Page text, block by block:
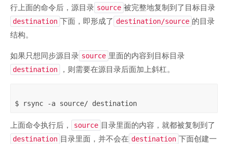
行上面的命令后，源目录 source 被完整地复制到了目标目录
destination 下面，即形成了 destination/source 的目录
结构。
如果只想同步源目录 source 里面的内容到目标目录
destination ，则需要在源目录后面加上斜杠。
上面命令执行后， source 目录里面的内容，就都被复制到了
destination 目录里面，并不会在 destination 下面创建一